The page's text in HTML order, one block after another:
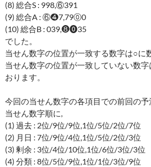
(8) 総合S : 998,⑥391
(9) 総合A : ⑥❹7,79⓪0
(10) 総合B : 039,❽⓿35
でした。
当せん数字の位置が一致する数字は○に
当せん数字の位置が一致していない数
おります。
今回の当せん数字の各項目での前回の予
当せん数字順に,
(1) 過去 : 2位/9位/9位,1位/5位/2位/7位
(2) 月日 : 7位/9位/4位,1位/5位/2位/3位
(3) 剰余 : 3位/4位/10位,1位/6位/3位/3位
(4) 分類 : 8位/5位/9位,1位/1位/3位/9位